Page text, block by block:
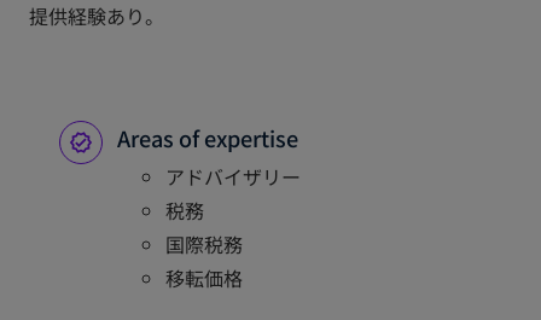
提供経験あり。
Areas of expertise
アドバイザリー
税務
国際税務
移転価格